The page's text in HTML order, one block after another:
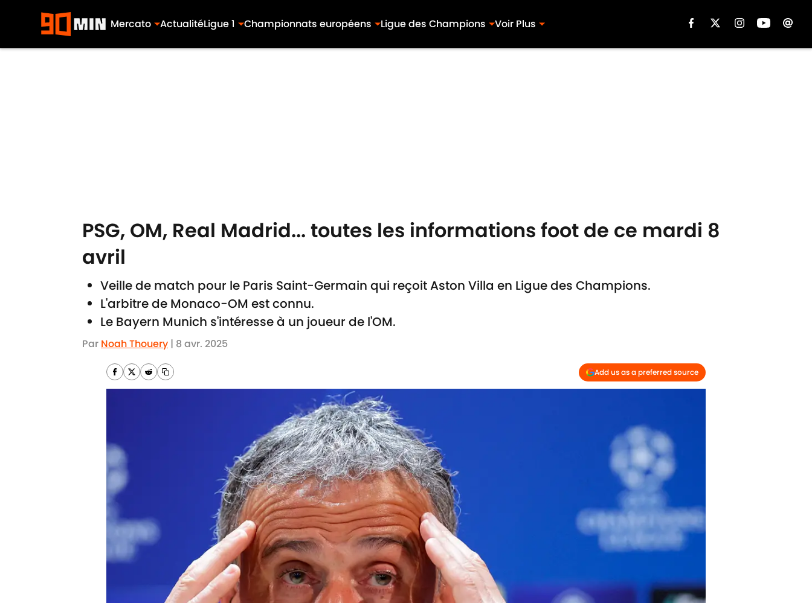
Mercato ActualitéLigue 1 Championnats européens Ligue des Champions Voir Plus
PSG, OM, Real Madrid... toutes les informations foot de ce mardi 8
avril
Veille de match pour le Paris Saint-Germain qui reçoit Aston Villa en Ligue des Champions.
L'arbitre de Monaco-OM est connu.
Le Bayern Munich s'intéresse à un joueur de l'OM.
Par Noah Thouery | 8 avr. 2025
Add us as a preferred source